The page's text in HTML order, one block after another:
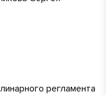
регламента